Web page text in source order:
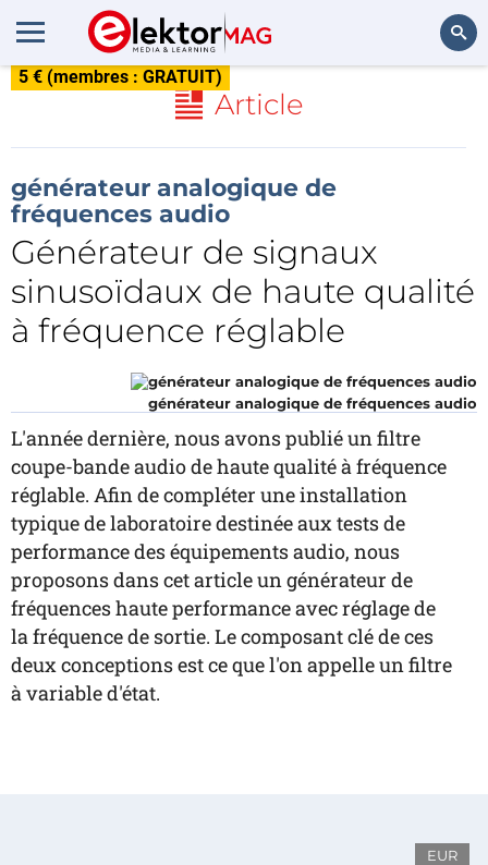
5 € (membres : GRATUIT)
Article
générateur analogique de
fréquences audio
Générateur de signaux
sinusoïdaux de haute qualité
à fréquence réglable
générateur analogique de fréquences audio
L'année dernière, nous avons publié un filtre
coupe-bande audio de haute qualité à fréquence
réglable. Afin de compléter une installation
typique de laboratoire destinée aux tests de
performance des équipements audio, nous
proposons dans cet article un générateur de
fréquences haute performance avec réglage de
la fréquence de sortie. Le composant clé de ces
deux conceptions est ce que l'on appelle un filtre
à variable d'état.
EUR